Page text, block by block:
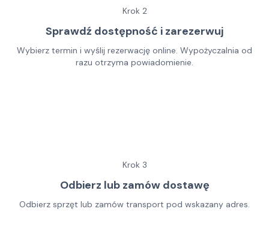
Krok 2
Sprawdź dostępność i zarezerwuj
Wybierz termin i wyślij rezerwację online. Wypożyczalnia od
razu otrzyma powiadomienie.
Krok 3
Odbierz lub zamów dostawę
Odbierz sprzęt lub zamów transport pod wskazany adres.